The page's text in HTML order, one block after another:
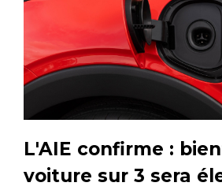
L'AIE confirme :
voiture sur 3 sera